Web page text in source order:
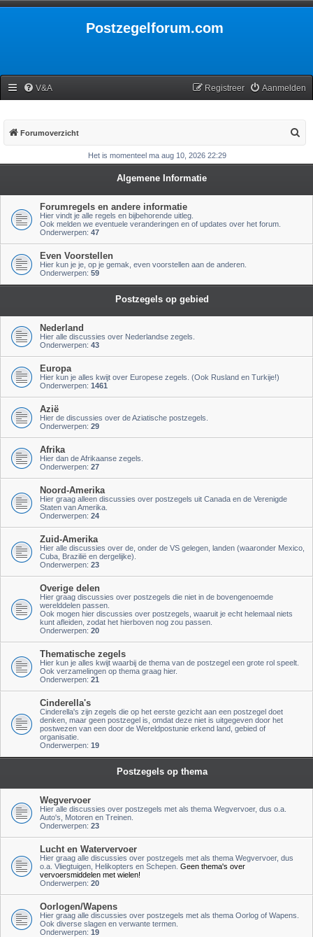
Postzegelforum.com
V&A Aanmelden
Registreer
Forumoverzicht
e
Het is momenteel ma aug 10, 2026 22:29
Algemene Informatie
Forumregels en andere informatie
Hier vindt je alle regels en bijbehorende uitleg.
Ook melden we eventuele veranderingen en of updates over het forum.
Onderwerpen: 47
Even Voorstellen
Hier kun je je, op je gemak, even voorstellen aan de anderen.
Onderwerpen: 59
Postzegels op gebied
Nederland
Hier alle discussies over Nederlandse zegels.
Onderwerpen: 43
Europa
Hier kun je alles kwijt over Europese zegels. (Ook Rusland en Turkije!)
Onderwerpen: 1461
Azië
Hier de discussies over de Aziatische postzegels.
Onderwerpen: 29
Afrika
Hier dan de Afrikaanse zegels.
Onderwerpen: 27
Noord-Amerika
Hier graag alleen discussies over postzegels uit Canada en de Verenigde
Staten van Amerika.
Onderwerpen: 24
Zuid-Amerika
Hier alle discussies over de, onder de VS gelegen, landen (waaronder Mexico,
Cuba, Brazilië en dergelijke).
Onderwerpen: 23
Overige delen
Hier graag discussies over postzegels die niet in de bovengenoemde
werelddelen passen.
Ook mogen hier discussies over postzegels, waaruit je echt helemaal niets
kunt afleiden, zodat het hierboven nog zou passen.
Onderwerpen: 20
Thematische zegels
Hier kun je alles kwijt waarbij de thema van de postzegel een grote rol speelt.
Ook verzamelingen op thema graag hier.
Onderwerpen: 21
Cinderella's
Cinderella's zijn zegels die op het eerste gezicht aan een postzegel doet
denken, maar geen postzegel is, omdat deze niet is uitgegeven door het
postwezen van een door de Wereldpostunie erkend land, gebied of
organisatie.
Onderwerpen: 19
Postzegels op thema
Wegvervoer
Hier alle discussies over postzegels met als thema Wegvervoer, dus o.a.
Auto's, Motoren en Treinen.
Onderwerpen: 23
Lucht en Watervervoer
Hier graag alle discussies over postzegels met als thema Wegvervoer, dus
o.a. Vliegtuigen, Helikopters en Schepen. Geen thema's over
vervoersmiddelen met wielen!
Onderwerpen: 20
Oorlogen/Wapens
Hier graag alle discussies over postzegels met als thema Oorlog of Wapens.
Ook diverse slagen en verwante termen.
Onderwerpen: 19